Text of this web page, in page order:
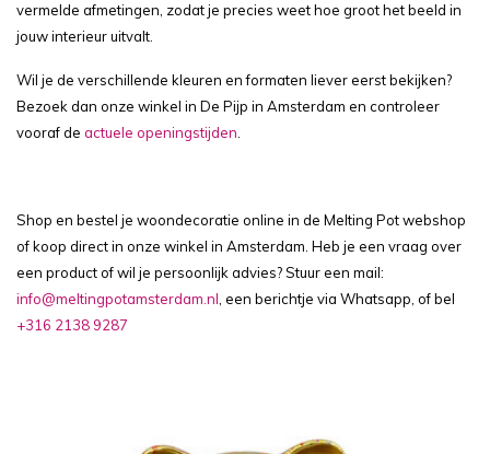
vermelde afmetingen, zodat je precies weet hoe groot het beeld in
jouw interieur uitvalt.
Wil je de verschillende kleuren en formaten liever eerst bekijken?
Bezoek dan onze winkel in De Pijp in Amsterdam en controleer
vooraf de actuele openingstijden.
Shop en bestel je woondecoratie online in de Melting Pot webshop
of koop direct in onze winkel in Amsterdam. Heb je een vraag over
een product of wil je persoonlijk advies? Stuur een mail:
info@meltingpotamsterdam.nl, een berichtje via Whatsapp, of bel
+316 2138 9287